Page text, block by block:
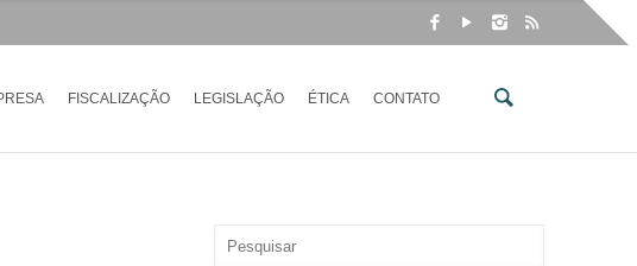
FISCALIZAÇÃO LEGISLAÇÃO ÉTICA CONTATO